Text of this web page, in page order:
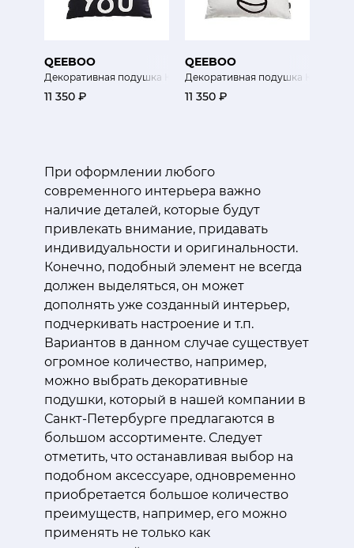
QEEBOO
Декоративная подушка Кто ты (сторона 1)
11 350 ₽
QEEBOO
Декоративная подушка Кто ты
11 350 ₽
При оформлении любого
современного интерьера важно
наличие деталей, которые будут
привлекать внимание, придавать
индивидуальности и оригинальности.
Конечно, подобный элемент не всегда
должен выделяться, он может
дополнять уже созданный интерьер,
подчеркивать настроение и т.п.
Вариантов в данном случае существует
огромное количество, например,
можно выбрать декоративные
подушки, который в нашей компании в
Санкт-Петербурге предлагаются в
большом ассортименте. Следует
отметить, что останавливая выбор на
подобном аксессуаре, одновременно
приобретается большое количество
преимуществ, например, его можно
применять не только как